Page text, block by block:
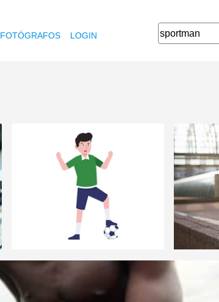
FOTÓGRAFOS LOGIN